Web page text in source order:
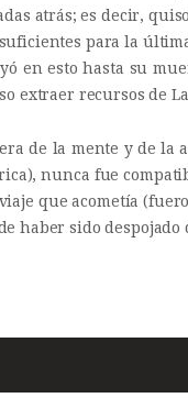
atrás; es
para la
en esto hasta su
extraer recursos de
de la mente y de la
nunca fue
que acometía
haber sido